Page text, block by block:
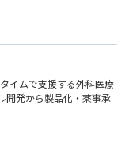
がら、各種ガバナンス活
し、組織全体におけるレ
制、およびリスク低減を
察対応（社内・社外）の
応調整を行う。
是正・予防措置）サイ
び予防措置の策定・実
状況をオペレーションマ
イムで支援する外科医療
開発から製品化・薬事承